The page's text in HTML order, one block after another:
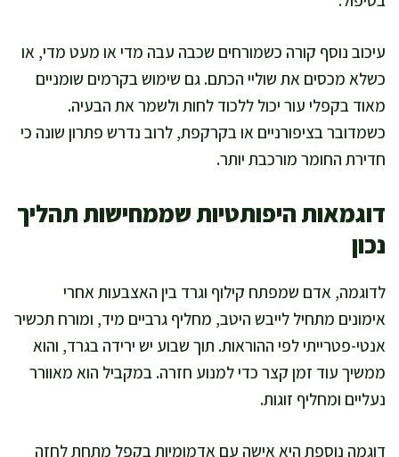
עיכוב נוסף קורה כשמורחים שכבה עבה מדי או מעט מדי, או
כשלא מכסים את שוליי הכתם. גם שימוש בקרמים שומניים
מאוד בקפלי עור יכול ללכוד לחות ולשמר את הבעיה.
כשמדובר בציפורניים או בקרקפת, לרוב נדרש פתרון שונה כי
חדירת החומר מורכבת יותר.
דוגמאות היפותטיות שממחישות תהליך
נכון
לדוגמה, אדם שמפתח קילוף וגרד בין האצבעות אחרי
אימונים מתחיל לייבש היטב, מחליף גרביים מיד, ומורח תכשיר
אנטי-פטרייתי לפי ההוראות. תוך שבוע יש ירידה בגרד, והוא
ממשיך עוד זמן קצר כדי למנוע חזרה. במקביל הוא מאוורר
נעליים ומחליף זוגות.
דוגמה נוספת היא אישה עם אדמומיות בקפל מתחת לחזה